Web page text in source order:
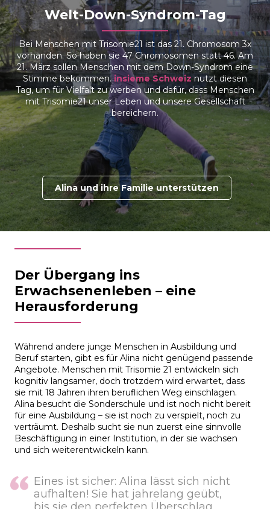
Welt-Down-Syndrom-Tag
Bei Menschen mit Trisomie21 ist das 21. Chromosom 3x
vorhanden. So haben sie 47 Chromosomen statt 46. Am
21. März sollen Menschen mit dem Down-Syndrom eine
Stimme bekommen.insieme Schweiznutzt diesen
Tag, um für Vielfalt zu werben und dafür, dass Menschen
mit Trisomie21 unser Leben und unsere Gesellschaft
bereichern.
Alina und ihre Familie unterstützen
Der Übergang ins
Erwachsenenleben – eine
Herausforderung
Während andere junge Menschen in Ausbildung und
Beruf starten, gibt es für Alina nicht genügend passende
Angebote. Menschen mit Trisomie 21 entwickeln sich
kognitiv langsamer, doch trotzdem wird erwartet, dass
sie mit 18 Jahren ihren beruflichen Weg einschlagen.
Alina besucht die Sonderschule und ist noch nicht bereit
für eine Ausbildung – sie ist noch zu verspielt, noch zu
verträumt. Deshalb sucht sie nun zuerst eine sinnvolle
Beschäftigung in einer Institution, in der sie wachsen
und sich weiterentwickeln kann.
Eines ist sicher: Alina lässt sich nicht
aufhalten! Sie hat jahrelang geübt,